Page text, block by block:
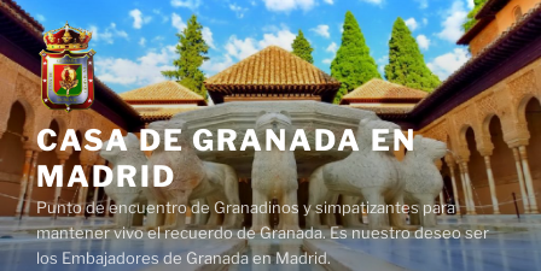
Saltar
al
contenido
CASA DE GRANADA EN
MADRID
Punto de encuentro de Granadinos y simpatizantes para
mantener vivo el recuerdo de Granada. Es nuestro deseo ser
los Embajadores de Granada en Madrid.